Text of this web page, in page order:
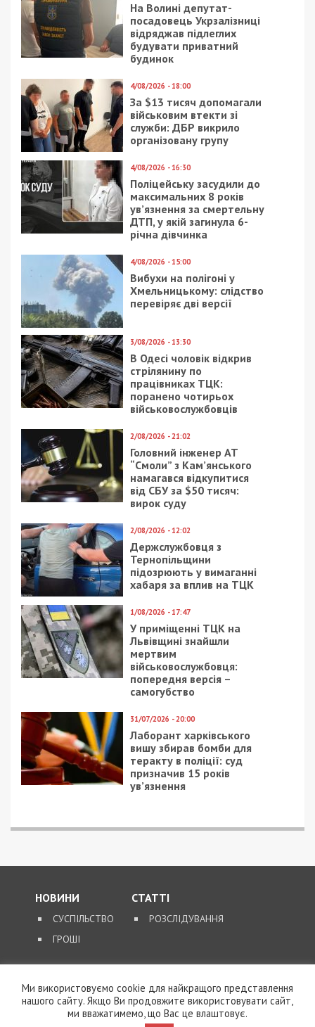
На Волині депутат-
посадовець Укрзалізниці
відряджав підлеглих
будувати приватний
будинок
4/08/2026 - 18:00
За $13 тисяч допомагали
військовим втекти зі
служби: ДБР викрило
організовану групу
4/08/2026 - 16:30
Поліцейську засудили до
максимальних 8 років
ув’язнення за смертельну
ДТП, у якій загинула 6-
річна дівчинка
4/08/2026 - 15:00
Вибухи на полігоні у
Хмельницькому: слідство
перевіряє дві версії
3/08/2026 - 13:30
В Одесі чоловік відкрив
стрілянину по
працівниках ТЦК:
поранено чотирьох
військовослужбовців
2/08/2026 - 21:02
Головний інженер АТ
“Смоли” з Кам’янського
намагався відкупитися
від СБУ за $50 тисяч:
вирок суду
2/08/2026 - 12:02
Держслужбовця з
Тернопільщини
підозрюють у вимаганні
хабаря за вплив на ТЦК
1/08/2026 - 17:47
У приміщенні ТЦК на
Львівщині знайшли
мертвим
військовослужбовця:
попередня версія –
самогубство
31/07/2026 - 20:00
Лаборант харківського
вишу збирав бомби для
теракту в поліції: суд
призначив 15 років
ув’язнення
НОВИНИ
СУСПІЛЬСТВО
ГРОШІ
СТАТТІ
РОЗСЛІДУВАННЯ
КОНТАКТИ
Ми використовуємо cookie для найкращого представлення
нашого сайту. Якщо Ви продовжите використовувати сайт,
ми вважатимемо, що Вас це влаштовує.